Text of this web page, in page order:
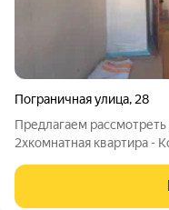
Пограничная улица, 28
Предлагаем
2хкомнатная квартира -
воплощению ваших
3 детских садика,